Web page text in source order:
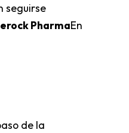
seguirse
PharmaEn
de la